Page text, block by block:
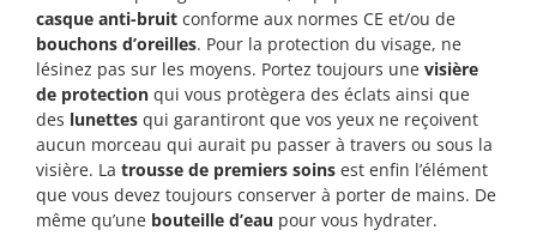
casque anti-bruit conforme aux normes CE et/ou de
bouchons d’oreilles. Pour la protection du visage, ne
lésinez pas sur les moyens. Portez toujours une visière
de protection qui vous protègera des éclats ainsi que
des lunettes qui garantiront que vos yeux ne reçoivent
aucun morceau qui aurait pu passer à travers ou sous la
visière. La trousse de premiers soins est enfin l’élément
que vous devez toujours conserver à porter de mains. De
même qu’une bouteille d’eau pour vous hydrater.